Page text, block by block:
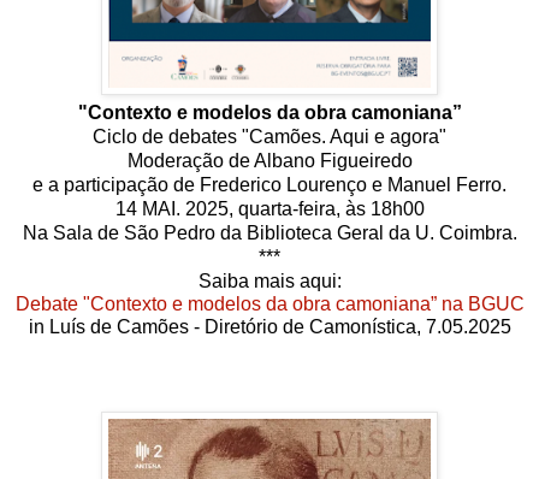
"Contexto e modelos da obra camoniana”
Ciclo de debates "Camões. Aqui e agora"
Moderação de Albano Figueiredo
e a participação de Frederico Lourenço e Manuel Ferro.
14 MAI. 2025, quarta-feira, às 18h00
Na Sala de São Pedro da Biblioteca Geral da U. Coimbra.
***
Saiba mais aqui:
Debate "Contexto e modelos da obra camoniana” na BGUC
in Luís de Camões - Diretório de Camonística, 7.05.2025